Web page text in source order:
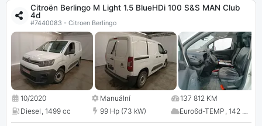
Citroën Berlingo M Light 1.5 BlueHDi 100 S&S MAN Club
4d
#7440083 - Citroen Berlingo
10/2020 Manuální
137 812 KM
Diesel, 1499 cc 99 Hp (73 kW) Euro6d-TEMP, 142 CO